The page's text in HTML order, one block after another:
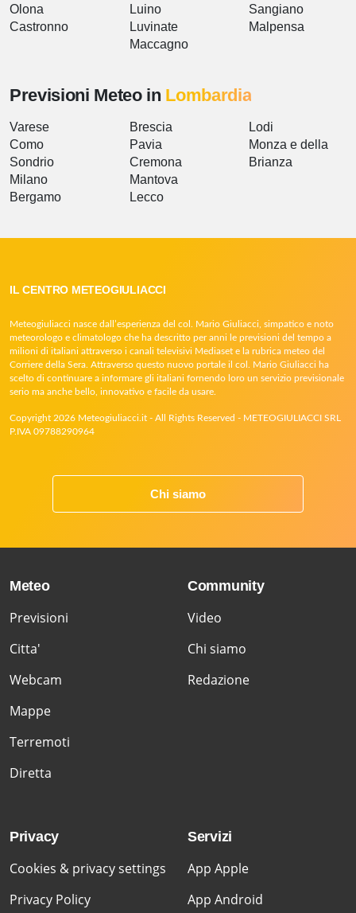
Olona
Castronno
Luino
Luvinate
Maccagno
Sangiano
Malpensa
Previsioni Meteo in Lombardia
Varese
Como
Sondrio
Milano
Bergamo
Brescia
Pavia
Cremona
Mantova
Lecco
Lodi
Monza e della
Brianza
IL CENTRO METEOGIULIACCI
Meteogiuliacci nasce dall’esperienza del col. Mario Giuliacci, simpatico e noto
meteorologo e climatologo che ha descritto per anni le previsioni del tempo a
milioni di italiani attraverso i canali televisivi Mediaset e la rubrica meteo del
Corriere della Sera. Attraverso questo nuovo portale il col. Mario Giuliacci ha
scelto di continuare a informare gli italiani fornendo loro un servizio previsionale
serio ma anche bello, innovativo e facile da usare.
Copyright 2026 Meteogiuliacci.it - All Rights Reserved - METEOGIULIACCI SRL
P.IVA 09788290964
Chi siamo
Meteo
Previsioni
Citta'
Webcam
Mappe
Terremoti
Diretta
Community
Video
Chi siamo
Redazione
Privacy
Cookies & privacy settings
Privacy Policy
Servizi
App Apple
App Android